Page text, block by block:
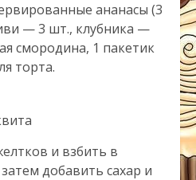
ананасы (3
— 3 шт., клубника —
смородина, 1 пакетик
торта.
и взбить в
добавить сахар и